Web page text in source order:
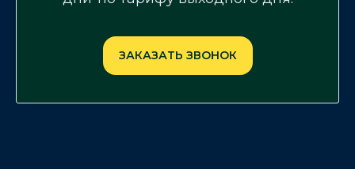
ЗАКАЗАТЬ ЗВОНОК